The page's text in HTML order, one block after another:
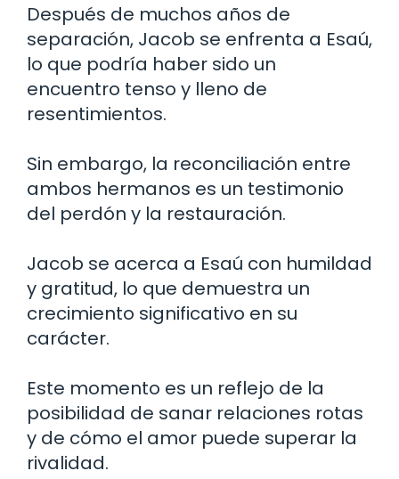
Después de muchos años de
separación, Jacob se enfrenta a Esaú,
lo que podría haber sido un
encuentro tenso y lleno de
resentimientos.
Sin embargo, la reconciliación entre
ambos hermanos es un testimonio
del perdón y la restauración.
Jacob se acerca a Esaú con humildad
y gratitud, lo que demuestra un
crecimiento significativo en su
carácter.
Este momento es un reflejo de la
posibilidad de sanar relaciones rotas
y de cómo el amor puede superar la
rivalidad.